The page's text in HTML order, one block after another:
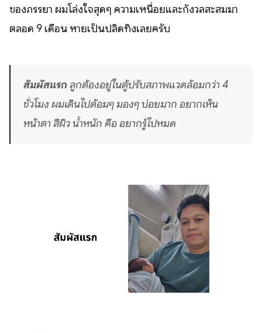
ของภรรยา ผมโล่งใจสุดๆ ความเหนื่อยและกังวลสะสมมา
ตลอด 9 เดือน หายเป็นปลิดทิ้งเลยครับ
สัมผัสแรก ลูกต้องอยู่ในตู้ปรับสภาพแวดล้อมกว่า 4
ชั่วโมง ผมเดินไปด้อมๆ มองๆ บ่อยมาก อยากเห็น
หน้าตา สีผิว น้ำหนัก คือ อยากรู้ไปหมด